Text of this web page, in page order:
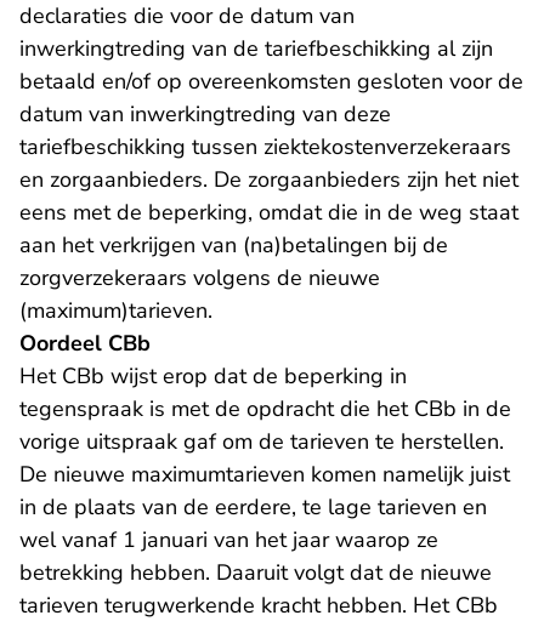
declaraties die voor de datum van
inwerkingtreding van de tariefbeschikking al zijn
betaald en/of op overeenkomsten gesloten voor de
datum van inwerkingtreding van deze
tariefbeschikking tussen ziektekostenverzekeraars
en zorgaanbieders. De zorgaanbieders zijn het niet
eens met de beperking, omdat die in de weg staat
aan het verkrijgen van (na)betalingen bij de
zorgverzekeraars volgens de nieuwe
(maximum)tarieven.
Oordeel CBb
Het CBb wijst erop dat de beperking in
tegenspraak is met de opdracht die het CBb in de
vorige uitspraak gaf om de tarieven te herstellen.
De nieuwe maximumtarieven komen namelijk juist
in de plaats van de eerdere, te lage tarieven en
wel vanaf 1 januari van het jaar waarop ze
betrekking hebben. Daaruit volgt dat de nieuwe
tarieven terugwerkende kracht hebben. Het CBb